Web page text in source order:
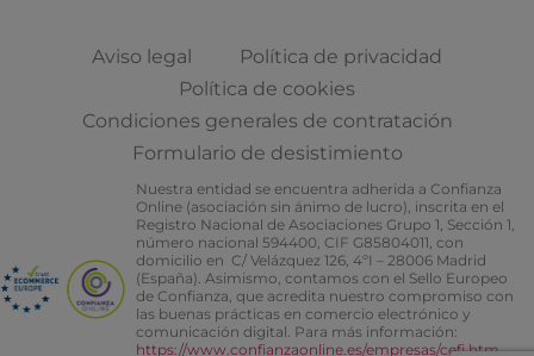
Aviso legal
Política de privacidad
Política de cookies
Condiciones generales de contratación
Formulario de desistimiento
Nuestra entidad se encuentra adherida a Confianza
Online (asociación sin ánimo de lucro), inscrita en el
Registro Nacional de Asociaciones Grupo 1, Sección 1,
número nacional 594400, CIF G85804011, con
domicilio en C/ Velázquez 126, 4ºI – 28006 Madrid
(España). Asimismo, contamos con el Sello Europeo
de Confianza, que acredita nuestro compromiso con
las buenas prácticas en comercio electrónico y
comunicación digital. Para más información:
https://www.confianzaonline.es/empresas/cefi.htm